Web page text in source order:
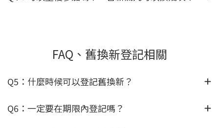
FAQ、舊換新登記相關
Q5：什麼時候可以登記舊換新？
Q6：一定要在期限內登記嗎？